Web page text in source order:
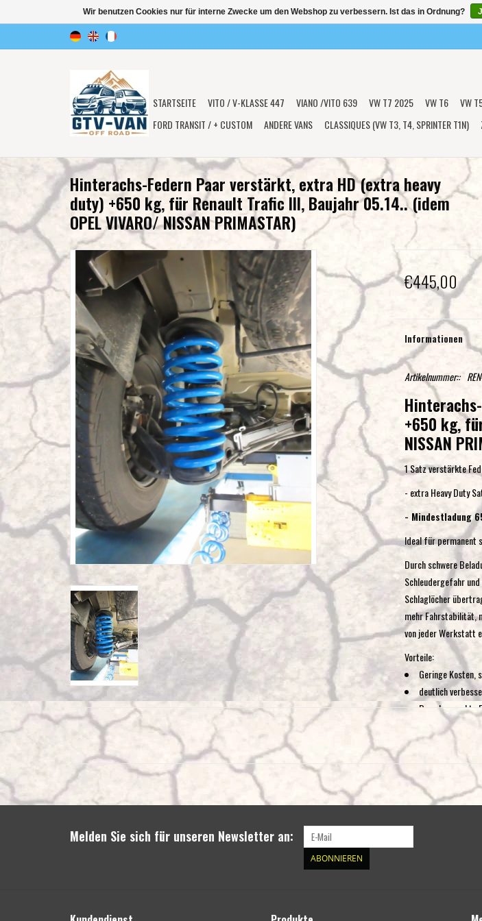
STARTSEITE VITO / V-KLASSE 447 VIANO /VITO 639 VW T7 2025 VW T6 VW
FORD TRANSIT / + CUSTOM
ANDERE VANS CLASSIQUES (VW T3, T4, SPRINTER T1N)
Hinterachs-Federn Paar verstärkt, extra HD (extra heavy
duty) +650 kg, für Renault Trafic III, Baujahr 05.14.. (idem
OPEL VIVARO/ NISSAN PRIMASTAR)
€445,00
Informationen
Artikelnummer::
+650 kg,
NISSAN
1 Satz verstärkte
- extra Heavy Duty
- Mindestladung
Ideal für permanent
Durch schwere
Schleudergefahr
Schlaglöcher
mehr Fahrstabilität,
von jeder Werkstatt
Vorteile:
Geringe Kosten,
deutlich
Das abgesackte
Der Satz wird mit
zugelassene
Produkt ähnl. der
Melden Sie sich für unseren Newsletter an:
ABONNIEREN
Wir benutzen Cookies nur für interne Zwecke um den Webshop zu verbessern. Ist das in Ordnung?